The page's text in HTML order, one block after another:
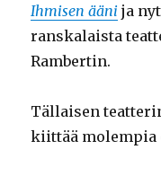
Ihmisen ääni ja
ranskalaista
Rambertin.
Tällaisen
kiittää molempia